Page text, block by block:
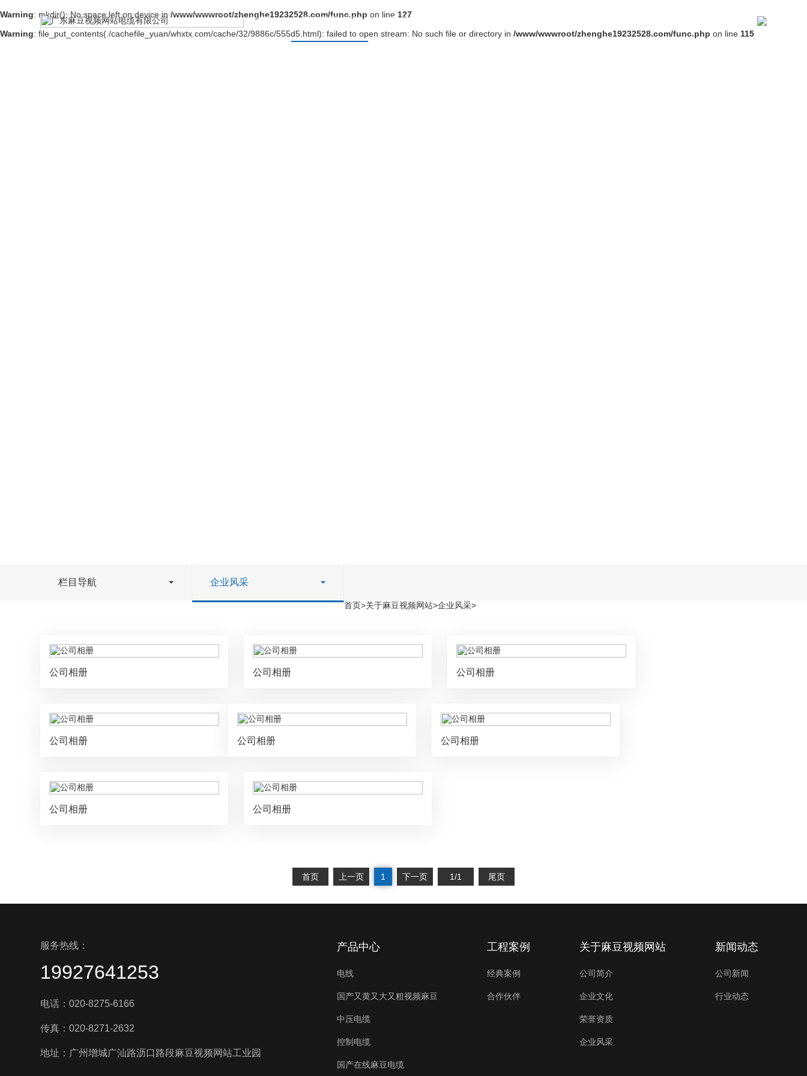
Warning: mkdir(): No space left on device in/www/wwwroot/zhenghe19232528.com/func.php on line 127
Warning: file_put_contents(./cachefile_yuan/whxtx.com/cache/32/9886c/555d5.html): failed to open stream: No such file or directory in /www/wwwroot/zhenghe19232528.com/func.php on line 115
首页 关于麻豆视频网站 产品中心
栏目导航 企业风采
首页>关于麻豆视频网站>企业风采>
公司相册 公司相册 公司相册
公司相册 公司相册 公司相册
公司相册 公司相册
首页 上一页 1 下一页 1/1 尾页
服务热线：
19927641253
电话：020-8275-6166
传真：020-8271-2632
地址：广州增城广汕路沥口路段麻豆视频网站工业园
产品中心
电线
国产又黄又大又粗视频麻豆
中压电缆
控制电缆
国产在线麻豆电缆
工程案例
经典案例
合作伙伴
关于麻豆视频网站
公司简介
企业文化
荣誉资质
企业风采
新闻动态
公司新闻
行业动态